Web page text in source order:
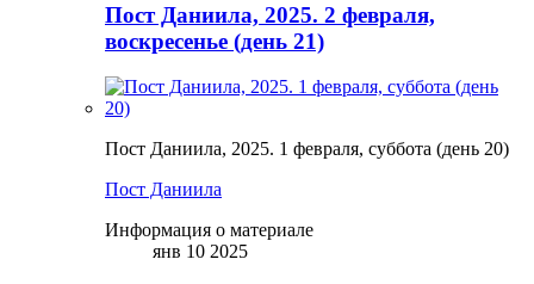
Пост Даниила, 2025. 2 февраля,
воскресенье (день 21)
Пост Даниила, 2025. 1 февраля, суббота (день 20)
Пост Даниила
Информация о материале
янв 10 2025